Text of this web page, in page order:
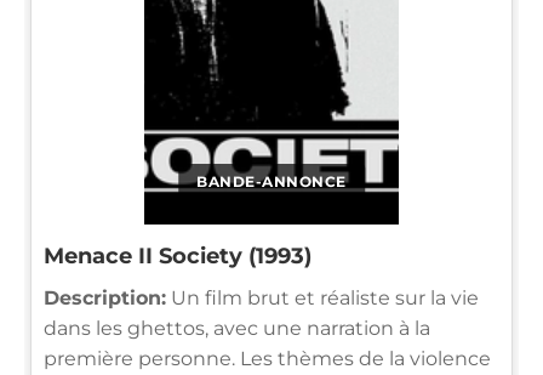
BANDE-ANNONCE
Menace II Society (1993)
Description: Un film brut et réaliste sur la vie
dans les ghettos, avec une narration à la
première personne. Les thèmes de la violence